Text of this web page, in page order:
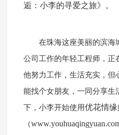
逅：小李的寻爱之旅》。
在珠海这座美丽的滨海
公司工作的年轻工程师，正
他努力工作，生活充实，但
能找个女朋友，一同分享生
下，小李开始使用优花情缘
（